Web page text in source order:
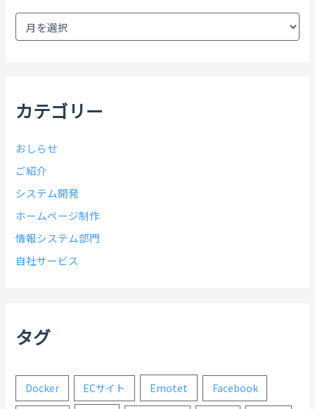
ア
カテゴリー
おしらせ
ご紹介
システム開発
ホームページ制作
情報システム部門
自社サービス
タグ
Docker ECサイト Emotet Facebook